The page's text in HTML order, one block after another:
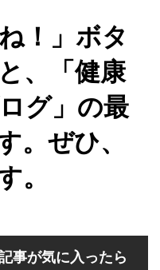
！」ボタ
、「健康
グ」の最
。ぜひ、
。
事が気に入ったら